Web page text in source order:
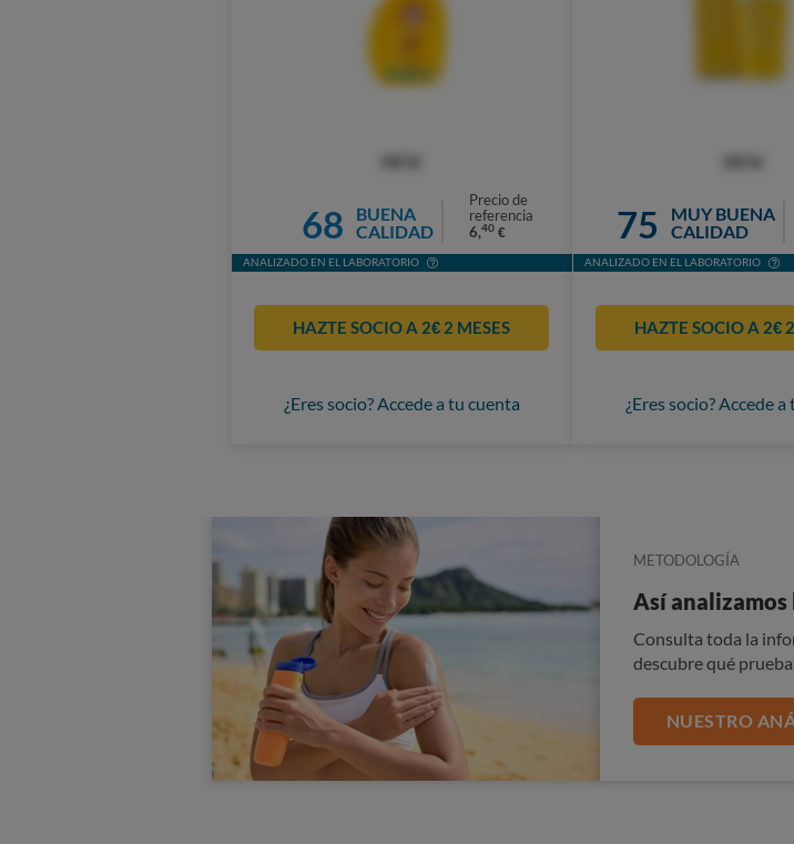
68
BUENA
CALIDAD
Precio de
referencia
6,40 €
ANALIZADO EN EL LABORATORIO
HAZTE SOCIO A 2€ 2 MESES
¿Eres socio? Accede a tu cuenta
75
MUY BUENA
CALIDAD
ANALIZADO EN EL LABORATORIO
HAZTE SOCIO A 2€
¿Eres socio? Accede
METODOLOGÍA
Así analizamos
Consulta toda la
descubre qué
NUESTRO